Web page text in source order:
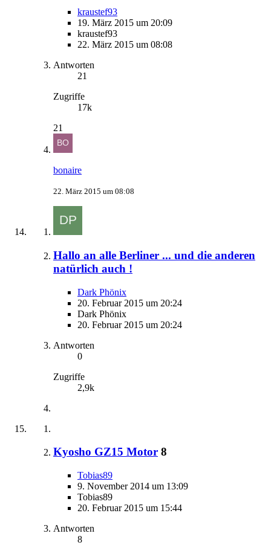
kraustef93
19. März 2015 um 20:09
kraustef93
22. März 2015 um 08:08
Antworten
21
Zugriffe
17k
21
bonaire
22. März 2015 um 08:08
Hallo an alle Berliner ... und die anderen
natürlich auch !
Dark Phönix
20. Februar 2015 um 20:24
Dark Phönix
20. Februar 2015 um 20:24
Antworten
0
Zugriffe
2,9k
Kyosho GZ15 Motor 8
Tobias89
9. November 2014 um 13:09
Tobias89
20. Februar 2015 um 15:44
Antworten
8